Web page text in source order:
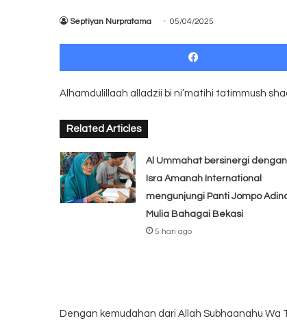
Septiyan Nurpratama 05/04/2025
Alhamdulillaah alladzii bi ni’matihi tatimmush
Related Articles
Al Ummahat bersinergi dengan
Isra Amanah International
mengunjungi Panti Jompo
Mulia Bahagai Bekasi
5 hari ago
Dengan kemudahan dari Allah Subhaanahu Wa